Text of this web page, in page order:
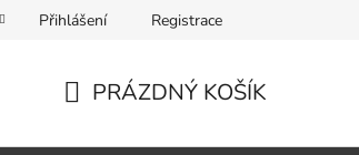
Přihlášení Registrace
PRÁZDNÝ KOŠÍK